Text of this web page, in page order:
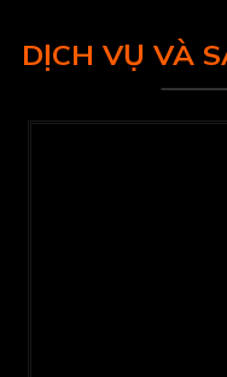
DỊCH VỤ VÀ